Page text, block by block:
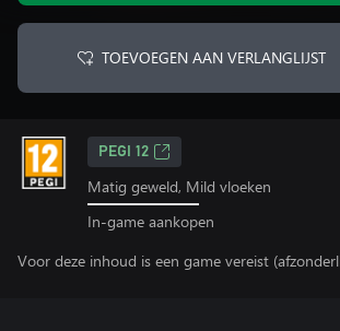
TOEVOEGEN AAN VERLANGLIJST
PEGI 12
Matig geweld, Mild vloeken
In-game aankopen
Voor deze inhoud is een game vereist